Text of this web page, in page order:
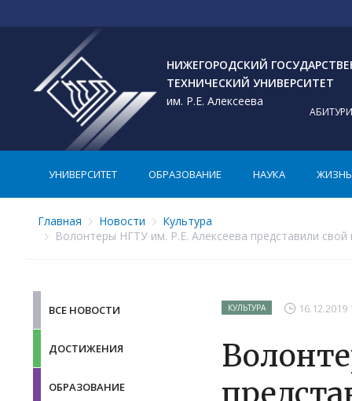
НИЖЕГОРОДСКИЙ
ТЕХНИЧЕСКИЙ УНИВЕРСИТЕТ
им. Р.Е. Алексеева
УНИВЕРСИТЕТ ОБРАЗОВАНИЕ НАУКА ЖИЗНЬ
Главная Новости
Культура
Волонтеры НГТУ им. Р.Е. Алексеева представили
ВСЕ НОВОСТИ
ДОСТИЖЕНИЯ
ОБРАЗОВАНИЕ
КУЛЬТУРА 16.12.2019